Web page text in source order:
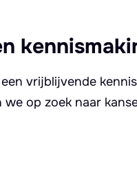
vrijblijvende
op zoek naar